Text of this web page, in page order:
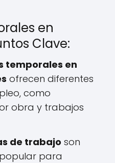
en
Clave:
temporales en
ofrecen diferentes
como
obra y trabajos
de trabajo son
para